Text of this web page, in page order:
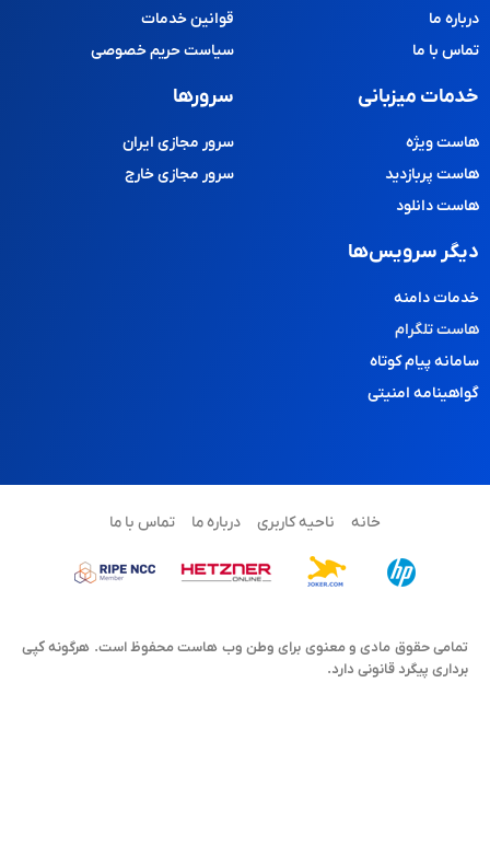
درباره ما
تماس با ما
قوانین خدمات
سیاست حریم خصوصی
خدمات میزبانی
هاست ویژه
هاست پربازدید
هاست دانلود
سرورها
سرور مجازی ایران
سرور مجازی خارج
دیگر سرویس‌ها
خدمات دامنه
هاست تلگرام
سامانه پیام کوتاه
گواهینامه امنیتی
خانه ناحیه کاربری درباره ما تماس با ما
تمامی حقوق مادی و معنوی برای وطن وب هاست محفوظ است. هرگونه کپی
برداری پیگرد قانونی دارد.